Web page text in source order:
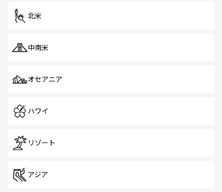
北米
中南米
オセアニア
ハワイ
リゾート
アジア